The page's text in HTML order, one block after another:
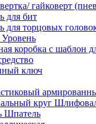
гайковерт
для бит
для торцовых
Уровень
коробка с шаблон
ключ
Шпатель